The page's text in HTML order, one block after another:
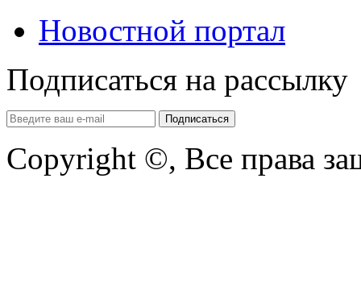
Новостной портал
Подписаться на рассылку
Copyright ©, Все права